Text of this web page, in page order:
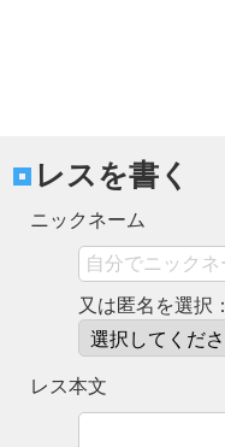
レスを書く
ニックネーム
又は匿名を選択：
レス本文